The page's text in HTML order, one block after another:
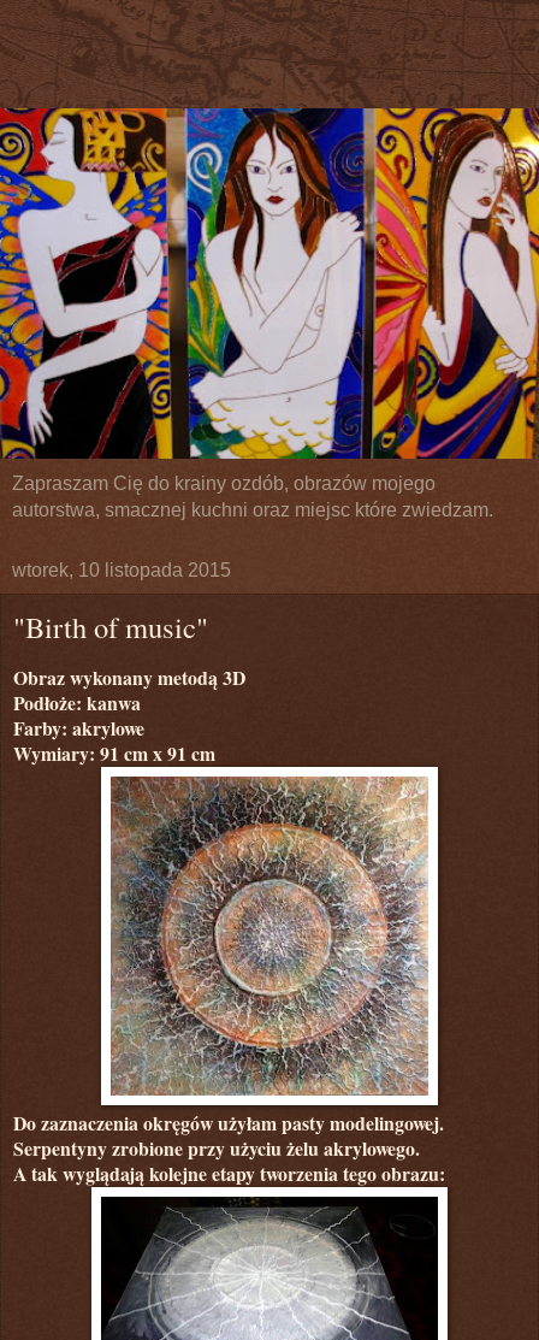
Zapraszam Cię do krainy ozdób, obrazów mojego
autorstwa, smacznej kuchni oraz miejsc które zwiedzam.
wtorek, 10 listopada 2015
"Birth of music"
Obraz wykonany metodą 3D
Podłoże: kanwa
Farby: akrylowe
Wymiary: 91 cm x 91 cm
Do zaznaczenia okręgów użyłam pasty modelingowej.
Serpentyny zrobione przy użyciu żelu akrylowego.
A tak wyglądają kolejne etapy tworzenia tego obrazu: